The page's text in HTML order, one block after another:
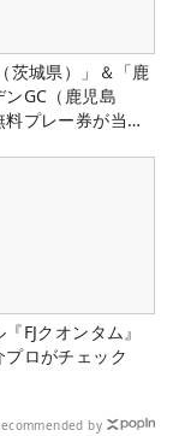
茨城県）」＆「鹿
ンGC（鹿児島
プレー券が当た
FJクオンタム』
プロがチェック
by